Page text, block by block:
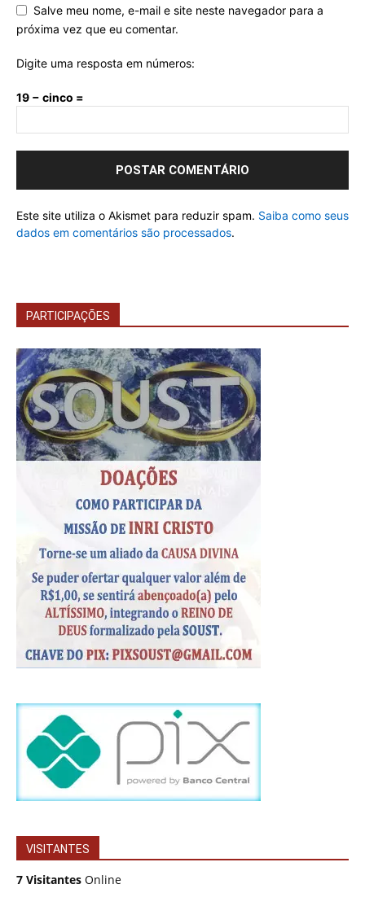
Salve meu nome, e-mail e site neste navegador para a
próxima vez que eu comentar.
Digite uma resposta em números:
19 − cinco =
Este site utiliza o Akismet para reduzir spam. Saiba como seus
dados em comentários são processados.
PARTICIPAÇÕES
VISITANTES
7 Visitantes Online